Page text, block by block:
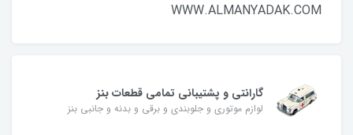
WWW.ALMANYADAK.COM
گارانتی و پشتیبانی تمامی قطعات بنز
لوازم موتوری و جلوبندی و برقی و بدنه و جانبی بنز